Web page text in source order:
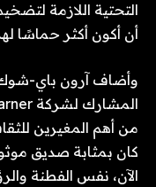
التحتية اللازمة
أن أكون أكثر حماسًا
وأضاف آرون باي-
من أهم المغيرين
كان بمثابة صديق